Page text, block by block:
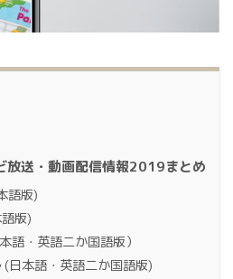
放送・動画配信情報2019まとめ
語版)
版)
・英語二か国語版）
(日本語・英語二か国語版)